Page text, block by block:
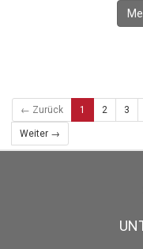
← Zurück 1 2 3
Weiter →